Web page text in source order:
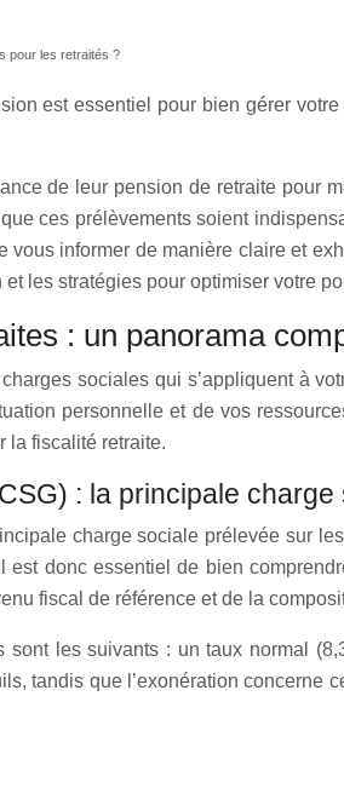
pour les retraités ?
est essentiel pour bien gérer
de leur pension de retraite
ces prélèvements soient
vous informer de manière claire et
les stratégies pour optimiser votre
: un panorama
sociales qui s’appliquent à
personnelle et de vos
la fiscalité retraite.
: la principale charge
charge sociale prélevée sur
donc essentiel de bien
fiscal de référence et de la
les suivants : un taux normal
tandis que l’exonération